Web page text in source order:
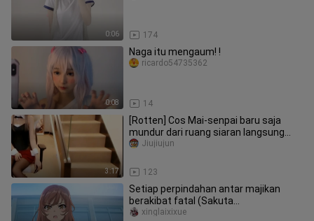
0:06 174
0:08
Naga itu mengaum! !
14
ricardo54735362
3:17
[Rotten] Cos Mai-senpai baru saja
mundur dari ruang siaran langsung
dan menghilang
123
Jiujiujun
Setiap perpindahan antar majikan
berakibat fatal (Sakuta
mengajarkanmu untuk kehilangan hak
xinglaixixue